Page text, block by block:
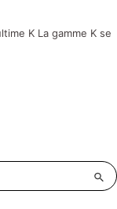
K La gamme K se